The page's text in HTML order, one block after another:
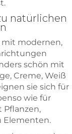
natürlichen
mit modernen,
schön mit
Creme, Weiß
sie sich für
wie für
Elementen.